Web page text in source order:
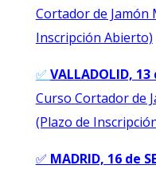
Cortador de Jamón
Inscripción Abierto)
✅ VALLADOLID, 13
Curso Cortador de
(Plazo de
✅ MADRID, 16 de